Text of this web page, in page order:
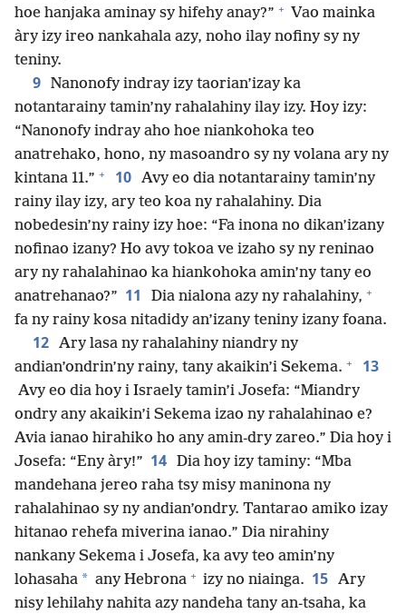
hoe hanjaka aminay sy hifehy anay?” + Vao mainka
àry izy ireo nankahala azy, noho ilay nofiny sy ny
teniny.
9 Nanonofy indray izy taorian’izay ka
notantarainy tamin’ny rahalahiny ilay izy. Hoy izy:
“Nanonofy indray aho hoe niankohoka teo
anatrehako, hono, ny masoandro sy ny volana ary ny
kintana 11.” + 10 Avy eo dia notantarainy tamin’ny
rainy ilay izy, ary teo koa ny rahalahiny. Dia
nobedesin’ny rainy izy hoe: “Fa inona no dikan’izany
nofinao izany? Ho avy tokoa ve izaho sy ny reninao
ary ny rahalahinao ka hiankohoka amin’ny tany eo
anatrehanao?” 11 Dia nialona azy ny rahalahiny, +
fa ny rainy kosa nitadidy an’izany teniny izany foana.
12 Ary lasa ny rahalahiny niandry ny
andian’ondrin’ny rainy, tany akaikin’i Sekema. + 13
Avy eo dia hoy i Israely tamin’i Josefa: “Miandry
ondry any akaikin’i Sekema izao ny rahalahinao e?
Avia ianao hirahiko ho any amin-dry zareo.” Dia hoy i
Josefa: “Eny àry!” 14 Dia hoy izy taminy: “Mba
mandehana jereo raha tsy misy maninona ny
rahalahinao sy ny andian’ondry. Tantarao amiko izay
hitanao rehefa miverina ianao.” Dia nirahiny
nankany Sekema i Josefa, ka avy teo amin’ny
lohasaha * any Hebrona + izy no niainga. 15 Ary
nisy lehilahy nahita azy nandeha tany an-tsaha, ka